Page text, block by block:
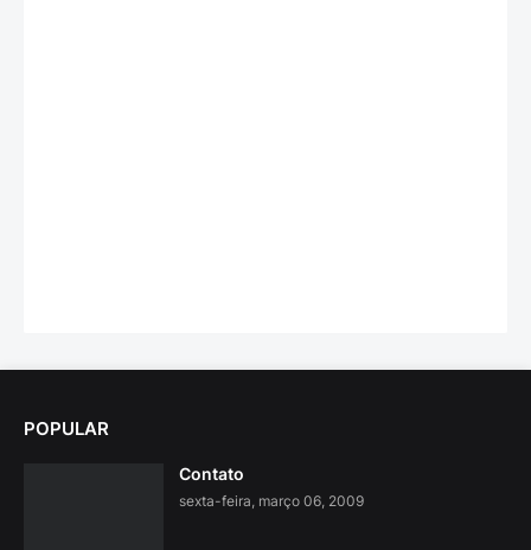
POPULAR
Contato
sexta-feira, março 06, 2009